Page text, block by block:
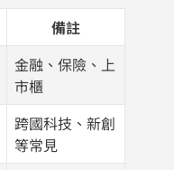
備註
金融、保險、上
市櫃
跨國科技、新創
等常見